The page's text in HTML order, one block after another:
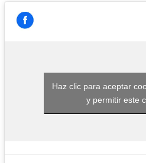
Haz clic para aceptar
y permitir este